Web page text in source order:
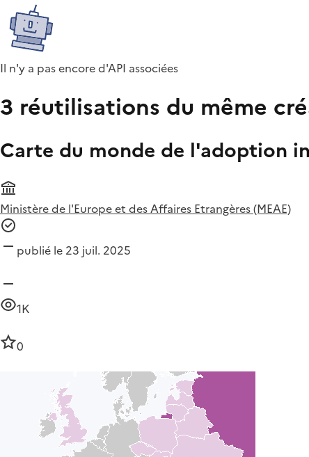
Il n'y a pas encore d'API associées
3 réutilisations du même
Carte du monde de l'adoption
Ministère de l'Europe et des Affaires Etrangères (MEAE)
publié le 23 juil. 2025
1K
0